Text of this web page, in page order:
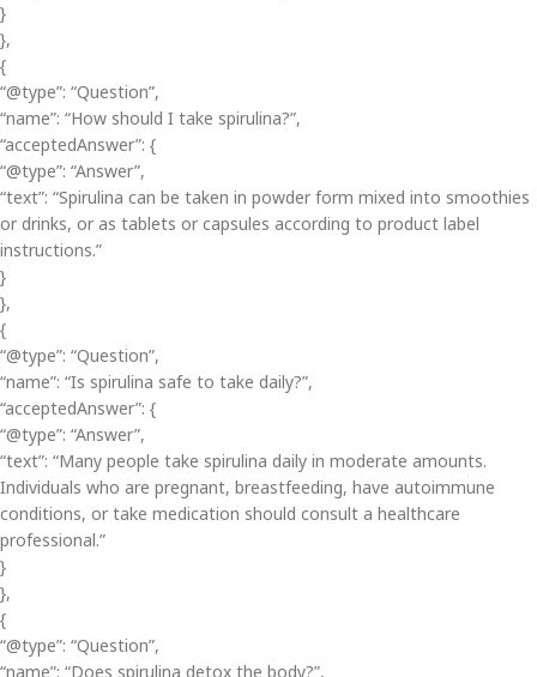
}
},
{
“@type”: “Question”,
“name”: “How should I take spirulina?”,
“acceptedAnswer”: {
“@type”: “Answer”,
“text”: “Spirulina can be taken in powder form mixed into smoothies
or drinks, or as tablets or capsules according to product label
instructions.”
}
},
{
“@type”: “Question”,
“name”: “Is spirulina safe to take daily?”,
“acceptedAnswer”: {
“@type”: “Answer”,
“text”: “Many people take spirulina daily in moderate amounts.
Individuals who are pregnant, breastfeeding, have autoimmune
conditions, or take medication should consult a healthcare
professional.”
}
},
{
“@type”: “Question”,
“name”: “Does spirulina detox the body?”,